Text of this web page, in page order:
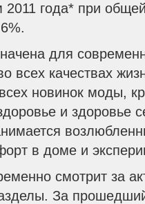
года* при
для
всех качествах
новинок моды,
и здоровье
в доме и
смотрит за
За